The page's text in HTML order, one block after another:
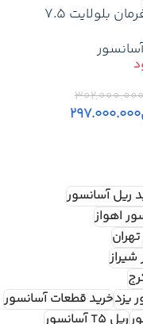
تابلو فرمان بلولایت 7.5
۲۹۷.۰۰۰.۰۰۰
ریل آسانسور
اهواز
یزدخرید قطعات آسانسور
ریل T5 آسانسور